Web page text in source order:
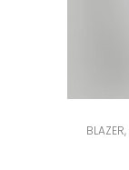
BLAZER,